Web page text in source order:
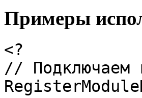
Примеры
<?
// Подключаем